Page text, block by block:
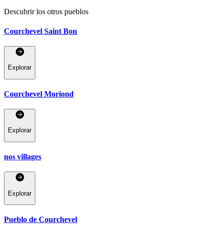
Descubrir los otros pueblos
Courchevel Saint Bon
Explorar
Courchevel Moriond
Explorar
nos villages
Explorar
Pueblo de Courchevel